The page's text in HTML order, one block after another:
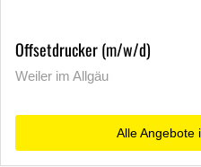
Offsetdrucker (m/w/d)
Weiler im Allgäu
Alle Angebote